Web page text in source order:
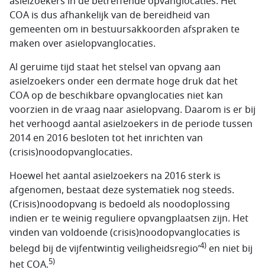
COA is dus afhankelijk van de bereidheid van
gemeenten om in bestuursakkoorden afspraken te
maken over asielopvanglocaties.
Al geruime tijd staat het stelsel van opvang aan
asielzoekers onder een dermate hoge druk dat het
COA op de beschikbare opvanglocaties niet kan
voorzien in de vraag naar asielopvang. Daarom is er bij
het verhoogd aantal asielzoekers in de periode tussen
2014 en 2016 besloten tot het inrichten van
(crisis)noodopvanglocaties.
Hoewel het aantal asielzoekers na 2016 sterk is
afgenomen, bestaat deze systematiek nog steeds.
(Crisis)noodopvang is bedoeld als noodoplossing
indien er te weinig reguliere opvangplaatsen zijn. Het
vinden van voldoende (crisis)noodopvanglocaties is
belegd bij de vijfentwintig veiligheidsregio’4) en niet bij
het COA.5)